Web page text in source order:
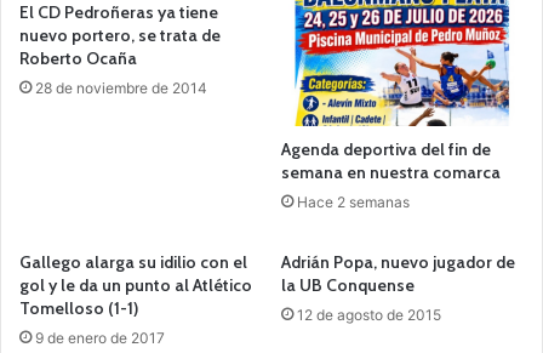
El CD Pedroñeras ya tiene
nuevo portero, se trata de
Roberto Ocaña
28 de noviembre de 2014
Agenda deportiva del fin de
semana en nuestra comarca
Hace 2 semanas
Gallego alarga su idilio con el
gol y le da un punto al Atlético
Tomelloso (1-1)
9 de enero de 2017
Adrián Popa, nuevo jugador de
la UB Conquense
12 de agosto de 2015